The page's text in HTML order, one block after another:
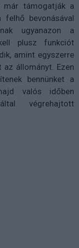
már támogatják a
bevonásával
ugyanazon a
plusz funkciót
amint egyszerre
állományt. Ezen
bennünket a
valós időben
végrehajtott